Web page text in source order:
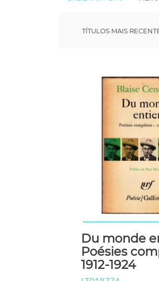
TÍTULOS MAIS
Du monde
Poésies
1912-1924